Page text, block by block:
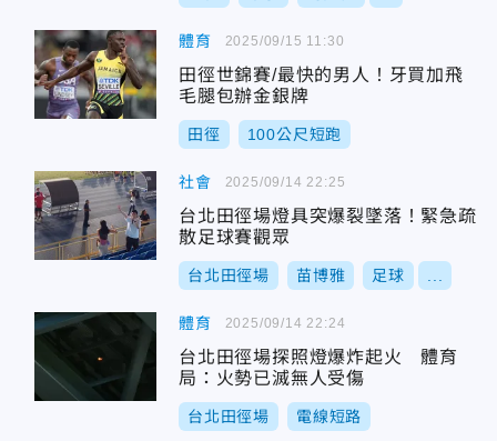
體育
田徑世錦賽/最快的男人！牙買加飛
毛腿包辦金銀牌
田徑 100公尺短跑
2025/09/15 11:30
社會
台北田徑場燈具突爆裂墜落！緊急疏
散足球賽觀眾
台北田徑場 苗博雅 足球
2025/09/14 22:25
體育
台北田徑場探照燈爆炸起火 體育
局：火勢已滅無人受傷
台北田徑場 電線短路
2025/09/14 22:24